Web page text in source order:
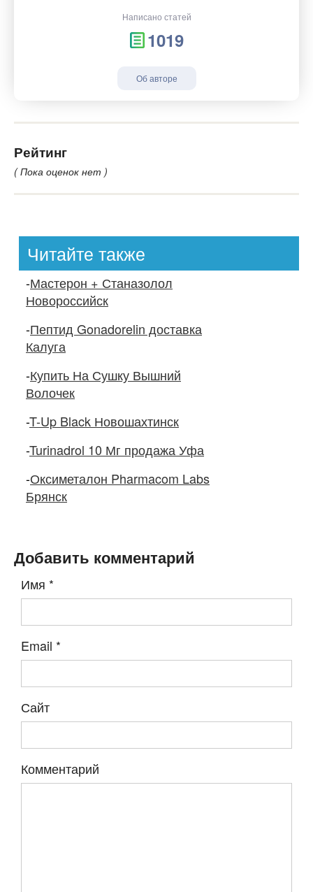
Написано статей
1019
Об авторе
Рейтинг
( Пока оценок нет )
Читайте также
-Мастерон + Станазолол
Новороссийск
-Пептид Gonadorelin доставка
Калуга
-Купить На Сушку Вышний
Волочек
-T-Up Black Новошахтинск
-Turinadrol 10 Мг продажа Уфа
-Оксиметалон Pharmacom Labs
Брянск
Добавить комментарий
Имя *
Email *
Сайт
Комментарий